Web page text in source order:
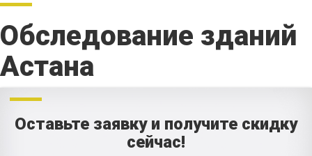
Обследование зданий
Астана
Оставьте заявку и получите скидку
сейчас!